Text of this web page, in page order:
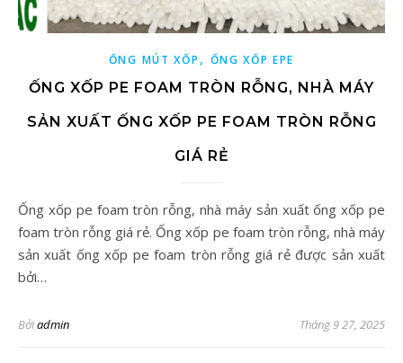
ỐNG MÚT XỐP , ỐNG XỐP EPE
ỐNG XỐP PE FOAM TRÒN RỖNG, NHÀ MÁY
SẢN XUẤT ỐNG XỐP PE FOAM TRÒN RỖNG
GIÁ RẺ
Ống xốp pe foam tròn rỗng, nhà máy sản xuất ống xốp pe
foam tròn rỗng giá rẻ. Ống xốp pe foam tròn rỗng, nhà máy
sản xuất ống xốp pe foam tròn rỗng giá rẻ được sản xuất
bởi…
Bởiadmin Tháng 9 27, 2025